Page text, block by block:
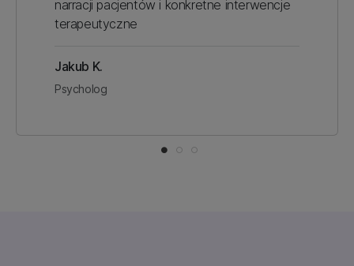
narracji pacjentów i konkretne interwencje
terapeutyczne
Jakub K.
Psycholog